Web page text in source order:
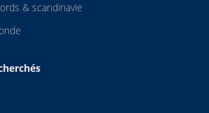
& scandinavie